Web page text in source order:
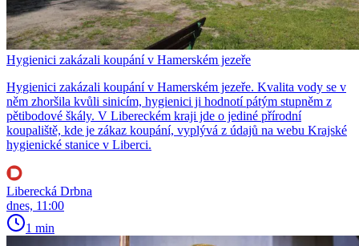
Hygienici zakázali koupání v Hamerském jezeře
Hygienici zakázali koupání v Hamerském jezeře. Kvalita vody se v
něm zhoršila kvůli sinicím, hygienici ji hodnotí pátým stupněm z
pětibodové škály. V Libereckém kraji jde o jediné přírodní
koupaliště, kde je zákaz koupání, vyplývá z údajů na webu Krajské
hygienické stanice v Liberci.
Liberecká Drbna
dnes, 11:00
1 min